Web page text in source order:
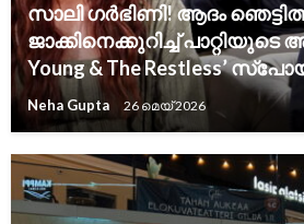
സാലി ഗർഭിണി! ആദം
ജാക്കിനെക്കുറിച്ച് പാറ്റിയുടെ
Young & The Restless’
Neha Gupta 26 മെയ്‌ 2026